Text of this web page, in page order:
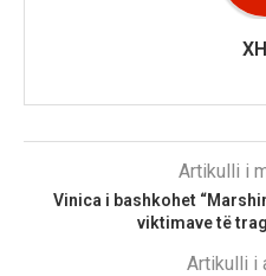
Artikulli i
Vinica i bashkohet
viktimave të
Artikulli i